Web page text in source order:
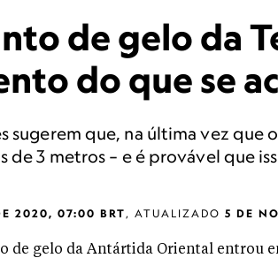
de gelo da
do que se
sugerem que, na última vez
de 3 metros – e é provável que
2020, 07:00 BRT, ATUALIZADO 5 DE